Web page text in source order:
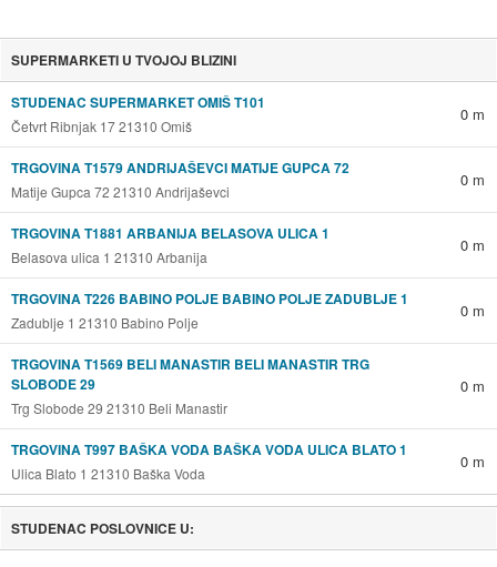
SUPERMARKETI U TVOJOJ BLIZINI
STUDENAC SUPERMARKET OMIŠ T101
Četvrt Ribnjak 17 21310 Omiš
0 m
TRGOVINA T1579 ANDRIJAŠEVCI MATIJE GUPCA 72
Matije Gupca 72 21310 Andrijaševci
0 m
TRGOVINA T1881 ARBANIJA BELASOVA ULICA 1
Belasova ulica 1 21310 Arbanija
0 m
TRGOVINA T226 BABINO POLJE BABINO POLJE ZADUBLJE 1
Zadublje 1 21310 Babino Polje
0 m
TRGOVINA T1569 BELI MANASTIR BELI MANASTIR TRG
SLOBODE 29
Trg Slobode 29 21310 Beli Manastir
0 m
TRGOVINA T997 BAŠKA VODA BAŠKA VODA ULICA BLATO 1
Ulica Blato 1 21310 Baška Voda
0 m
STUDENAC POSLOVNICE U: